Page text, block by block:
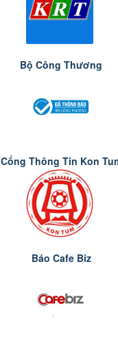
Bộ Công Thương
Cổng Thông Tin Kon
Báo Cafe Biz